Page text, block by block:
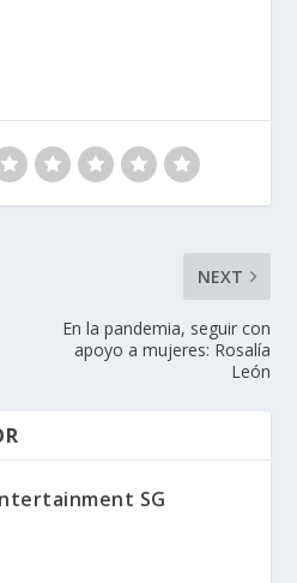
NEXT
En la pandemia, seguir con
apoyo a mujeres: Rosalía
León
SG